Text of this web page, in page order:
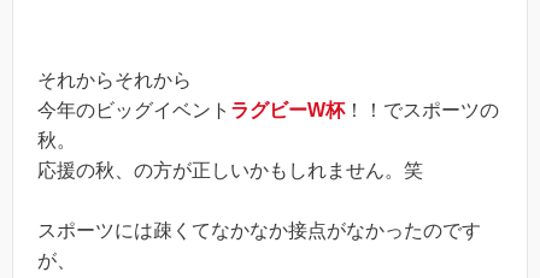
それからそれから
今年のビッグイベント ラグビーW杯！！でスポーツの
秋。
応援の秋、の方が正しいかもしれません。笑
スポーツには疎くてなかなか接点がなかったのです
が、